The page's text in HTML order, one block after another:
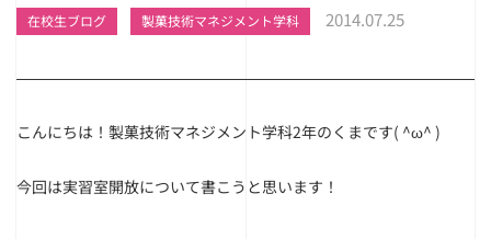
在校生ブログ 製菓技術マネジメント学科 2014.07.25
こんにちは！製菓技術マネジメント学科2年のくまです( ^ω^ )
今回は実習室開放について書こうと思います！